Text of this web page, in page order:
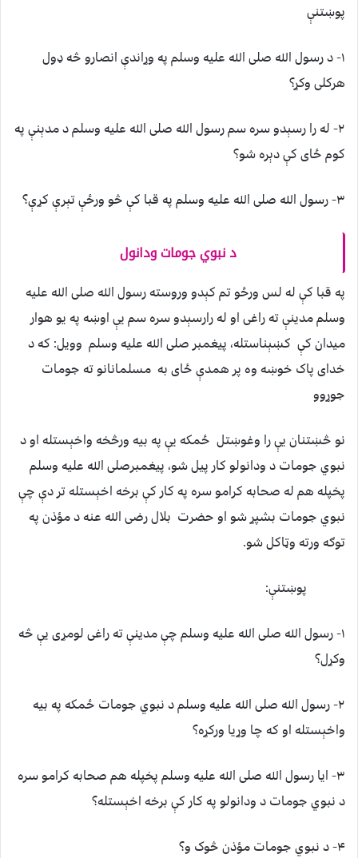
پوښتنې
۱- د رسول الله صلی الله عليه وسلم په وړاندې انصارو څه ډول
هرکلی وکړ؟
۲- له را رسېدو سره سم رسول الله صلی الله عليه وسلم د مدېنې په
کوم ځای کې دېره شو؟
۳- رسول الله صلی الله عليه وسلم په قبا کې څو ورځې تېرې کړې؟
د نبوي جومات ودانول
په قبا کې له لس ورځو تم کېدو وروسته رسول الله صلی الله عليه
وسلم مدينې ته راغی او له رارسېدو سره سم يې اوښه په يو هوار
ميدان کې کښېناستله، پيغمبر صلی الله عليه وسلم وويل: که د
خدای پاک خوښه وه پر همدې ځای به مسلمانانو ته جومات
جوړوو
نو څښتنان يې را وغوښتل ځمکه يې په بيه ورڅخه واخېستله او د
نبوي جومات د ودانولو کار پيل شو، پيغمبرصلی الله عليه وسلم
پخپله هم له صحابه کرامو سره په کار کې برخه اخېستله تر دې چې
نبوي جومات بشپړ شو او حضرت بلال رضی الله عنه د مؤذن په
توګه ورته وټاکل شو.
پوښتنې:
۱- رسول الله صلی الله عليه وسلم چې مدينې ته راغی لومړی يې څه
وکړل؟
۲- رسول الله صلی الله عليه وسلم د نبوي جومات ځمکه په بيه
واخېستله او که چا وړيا ورکړه؟
۳- ايا رسول الله صلی الله عليه وسلم پخپله هم صحابه کرامو سره
د نبوي جومات د ودانولو په کار کې برخه اخېستله؟
۴- د نبوي جومات مؤذن څوک و؟